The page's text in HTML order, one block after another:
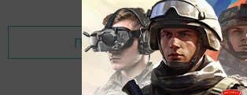
Перейти на страницу